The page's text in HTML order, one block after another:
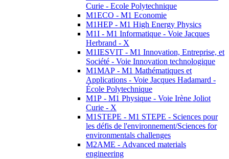
Curie - Ecole Polytechnique
M1ECO - M1 Economie
M1HEP - M1 High Energy Physics
M1I - M1 Informatique - Voie Jacques
Herbrand - X
M1IESVIT - M1 Innovation, Entreprise, et
Société - Voie Innovation technologique
M1MAP - M1 Mathématiques et
Applications - Voie Jacques Hadamard -
École Polytechnique
M1P - M1 Physique - Voie Irène Joliot
Curie - X
M1STEPE - M1 STEPE - Sciences pour
les défis de l'environnement/Sciences for
environmentals challenges
M2AME - Advanced materials
engineering